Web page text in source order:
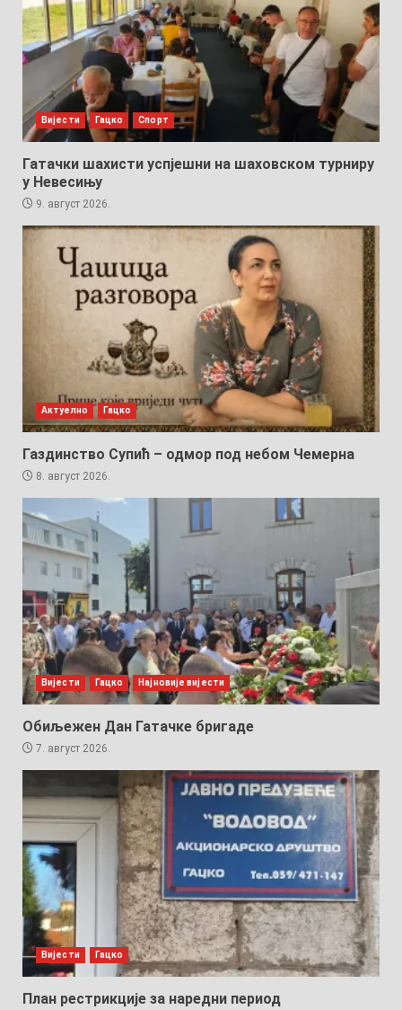
Вијести Гацко Спорт
Гатачки шахисти успјешни на шаховском турниру
у Невесињу
9. август 2026.
Актуелно Гацко
Газдинство Супић – одмор под небом Чемерна
8. август 2026.
Вијести Гацко Најновије вијести
Обиљежен Дан Гатачке бригаде
7. август 2026.
Вијести Гацко
План рестрикције за наредни период